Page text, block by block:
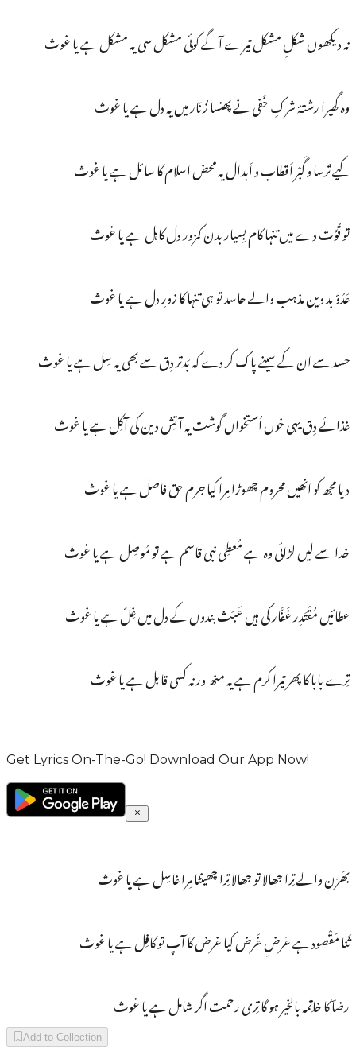
نہ دیکھوں شکلِ مشکل تیرے آگے کوئی مشکل سی یہ مشکل ہے یا غوث
وہ گھیرا رشتۂ شرکِ خَفی نے پھنسا زُنّار میں یہ دل ہے یا غوث
کیے تَرسا و گَبْر اَقطاب و اَبدال یہ محض اسلام کا سائل ہے یا غوث
تو قُوَّت دے میں تنہا کام بِسیار بدن کمزور دل کاہل ہے یا غوث
عَدُوّ بد دین مذہب والے حاسد تو ہی تنہا کا زورِ دل ہے یا غوث
حسد سے ان کے سینے پاک کر دے کہ بَدتر دِق سے بھی یہ سِل ہے یا غوث
غذائے دِق یہی خوں اُستخواں گوشت یہ آتِش دین کی آکِل ہے یا غوث
دیا مجھ کو انھیں محروم چھوڑا مِرا کیا جرم حق فاصل ہے یا غوث
خدا سے لیں لڑائی وہ ہے مُعطِی نبی قاسم ہے تو مُوصِل ہے یا غوث
عطائیں مُقْتَدِر غَفَّار کی ہیں عَبَث بندوں کے دل میں غِلّ ہے یا غوث
تِرے بابا کا پھر تیرا کرم ہے یہ منھ ورنہ کسی قابل ہے یا غوث
Get Lyrics On-The-Go! Download Our App Now!
بھَرَن والے تِرا جھالا تو جھالا تِرا چھینٹا مِرا غاسِل ہے یا غوث
ثَنا مَقْصود ہے عَرضِ غَرض کیا غرض کا آپ تو کافِل ہے یا غوث
رضاؔ کا خاتِمہ بالخیر ہو گا تِری رحمت اگر شامل ہے یا غوث
Add to Collection